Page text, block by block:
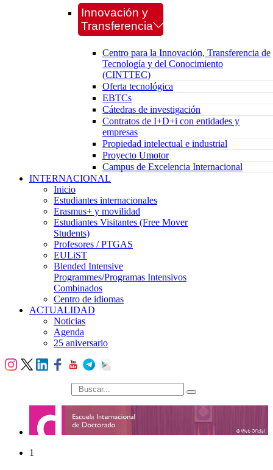
Innovación y
Transferencia
Centro para la Innovación, Transferencia de
Tecnología y del Conocimiento
(CINTTEC)
Oferta tecnológica
EBTCs
Cátedras de investigación
Contratos de I+D+i con entidades y
empresas
Propiedad intelectual e industrial
Proyecto Umotor
Campus de Excelencia Internacional
INTERNACIONAL
Inicio
Estudiantes internacionales
Erasmus+ y movilidad
Estudiantes Visitantes (Free Mover
Students)
Profesores / PTGAS
EULiST
Blended Intensive
Programmes/Programas Intensivos
Combinados
Centro de idiomas
ACTUALIDAD
Noticias
Agenda
25 aniversario
búsqueda
1